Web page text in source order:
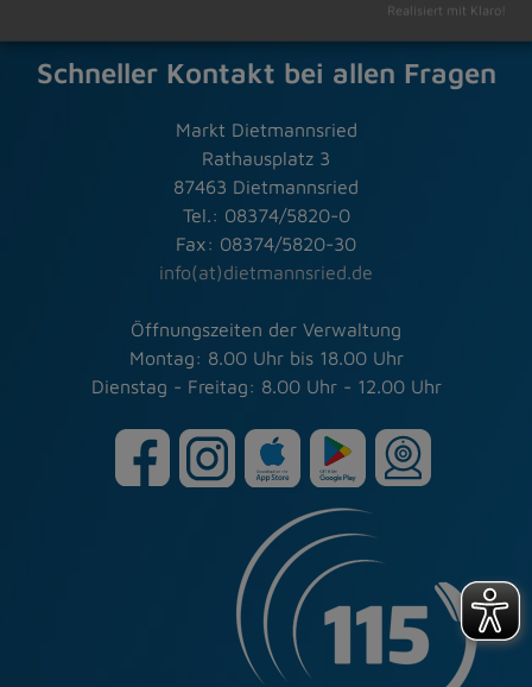
Schneller Kontakt bei allen Fragen
Markt Dietmannsried
Rathausplatz 3
87463 Dietmannsried
Tel.: 08374/5820-0
Fax: 08374/5820-30
info(at)dietmannsried.de
Öffnungszeiten der Verwaltung
Montag: 8.00 Uhr bis 18.00 Uhr
Dienstag - Freitag: 8.00 Uhr - 12.00 Uhr
Realisiert mit Klaro!